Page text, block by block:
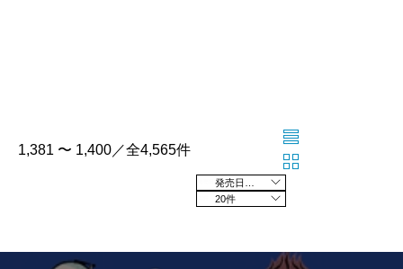
1,381 〜 1,400／全4,565件
20件